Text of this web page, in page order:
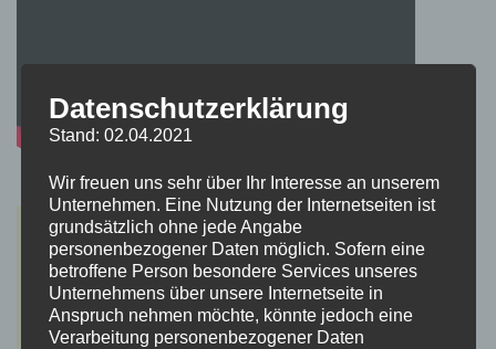
Datenschutzerklärung
Stand: 02.04.2021
Wir freuen uns sehr über Ihr Interesse an unserem
Unternehmen. Eine Nutzung der Internetseiten ist
grundsätzlich ohne jede Angabe
personenbezogener Daten möglich. Sofern eine
betroffene Person besondere Services unseres
Unternehmens über unsere Internetseite in
Anspruch nehmen möchte, könnte jedoch eine
Verarbeitung personenbezogener Daten